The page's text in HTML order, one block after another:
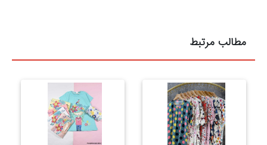
مطالب مرتبط